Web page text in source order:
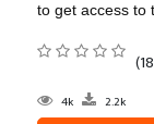
to get access to
4k 2.2k